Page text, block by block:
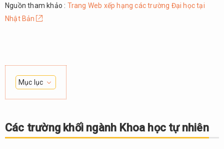
Nguồn tham khảo : Trang Web xếp hạng các trường Đại học tại
Nhật Bản
Mục lục
1.
khối
Các trường khối ngành Khoa học tự nhiên